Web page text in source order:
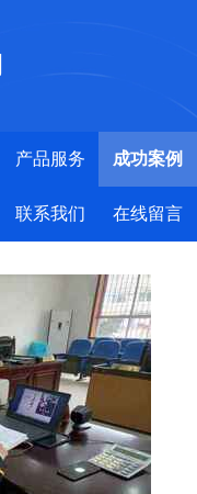
产品服务 成功案例
联系我们 在线留言